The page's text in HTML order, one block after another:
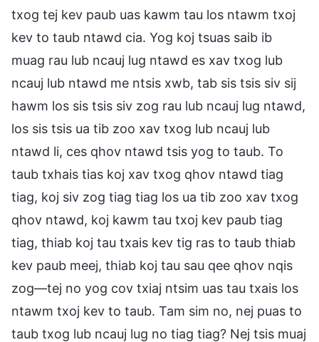
txog tej kev paub uas kawm tau los ntawm txoj
kev to taub ntawd cia. Yog koj tsuas saib ib
muag rau lub ncauj lug ntawd es xav txog lub
ncauj lub ntawd me ntsis xwb, tab sis tsis siv sij
hawm los sis tsis siv zog rau lub ncauj lug ntawd,
los sis tsis ua tib zoo xav txog lub ncauj lub
ntawd li, ces qhov ntawd tsis yog to taub. To
taub txhais tias koj xav txog qhov ntawd tiag
tiag, koj siv zog tiag tiag los ua tib zoo xav txog
qhov ntawd, koj kawm tau txoj kev paub tiag
tiag, thiab koj tau txais kev tig ras to taub thiab
kev paub meej, thiab koj tau sau qee qhov nqis
zog—tej no yog cov txiaj ntsim uas tau txais los
ntawm txoj kev to taub. Tam sim no, nej puas to
taub txog lub ncauj lug no tiag tiag? Nej tsis muaj